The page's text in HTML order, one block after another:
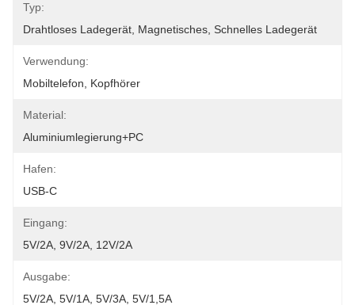
Typ:
Drahtloses Ladegerät, Magnetisches, Schnelles Ladegerät
Verwendung:
Mobiltelefon, Kopfhörer
Material:
Aluminiumlegierung+PC
Hafen:
USB-C
Eingang:
5V/2A, 9V/2A, 12V/2A
Ausgabe:
5V/2A, 5V/1A, 5V/3A, 5V/1,5A